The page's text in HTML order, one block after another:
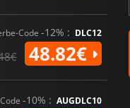
Code -12% : DLC12
48.82€
-10% : AUGDLC10